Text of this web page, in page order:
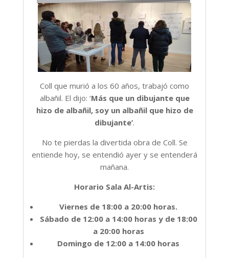
Coll que murió a los 60 años, trabajó como
albañil. El dijo: ‘Más que un dibujante que
hizo de albañil, soy un albañil que hizo de
dibujante’.
No te pierdas la divertida obra de Coll. Se
entiende hoy, se entendió ayer y se entenderá
mañana.
Horario Sala Al-Artis:
Viernes de 18:00 a 20:00 horas.
Sábado de 12:00 a 14:00 horas y de 18:00
a 20:00 horas
Domingo de 12:00 a 14:00 horas